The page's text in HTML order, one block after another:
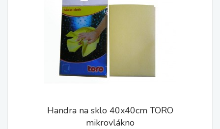
Handra na sklo 40x40cm TORO
mikrovlákno